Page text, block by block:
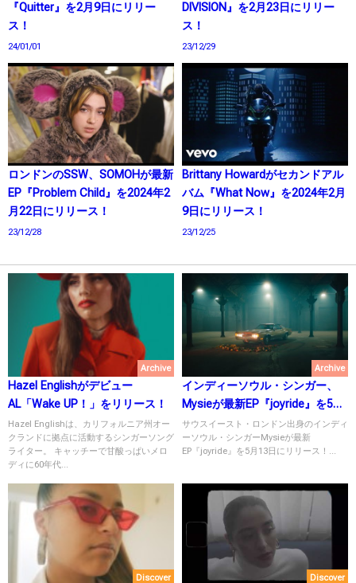
『Quitter』を2月9日にリリー
ス！
24/01/01
DIVISION』を2月23日にリリー
ス！
23/12/29
ロンドンのSSW、SOMOHが最新
EP『Problem Child』を2024年2
月22日にリリース！
23/12/28
Brittany Howardがセカンドアル
バム『What Now』を2024年2月
9日にリリース！
23/12/25
Archive
Hazel Englishがデビュー
AL「Wake UP！」をリリース！
Hazel Englishは、カリフォルニア州オー
クランドに拠点に活動するシンガーソング
ライター。 キャッチーで甘酸っぱいメロ
ディに60年代...
Archive
インディーソウル・シンガー、
Mysieが最新EP『joyride』を5月
13日にリリース！
サウスイースト・ロンドン出身のインディ
ーソウル・シンガーMysieが最新
EP『joyride』を5月13日にリリース！...
Discover Discover